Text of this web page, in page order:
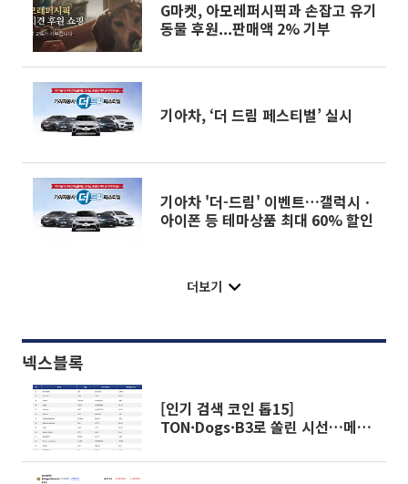
G마켓, 아모레퍼시픽과 손잡고 유기
동물 후원...판매액 2% 기부
기아차, ‘더 드림 페스티벌’ 실시
기아차 '더-드림' 이벤트…갤럭시ㆍ
아이폰 등 테마상품 최대 60% 할인
더보기
넥스블록
[인기 검색 코인 톱15]
TON·Dogs·B3로 쏠린 시선…메신